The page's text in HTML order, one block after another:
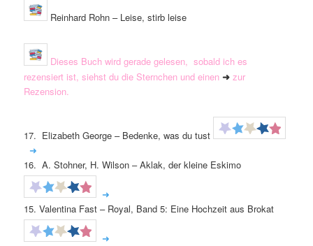
Reinhard Rohn – Leise, stirb leise
Dieses Buch wird gerade gelesen, sobald ich es
rezensiert ist, siehst du die Sternchen und einen➜ zur
Rezension.
17. Elizabeth George – Bedenke, was du tust
➜
16. A. Stohner, H. Wilson – Aklak, der kleine Eskimo
➜
15.Valentina Fast – Royal, Band 5: Eine Hochzeit aus Brokat
➜